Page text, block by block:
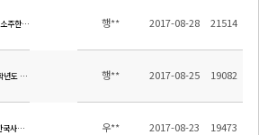
주한국학교 행정직원 초빙 공고행** 2017-08-28 21514
도 2학기 통학버스노선 확정안내
행** 2017-08-25 19082
국사능력검정 특별시험 안내(필독)우** 2017-08-23 19473